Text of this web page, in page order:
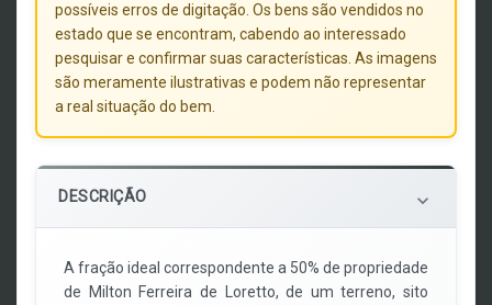
possíveis erros de digitação. Os bens são vendidos no
estado que se encontram, cabendo ao interessado
pesquisar e confirmar suas características. As imagens
são meramente ilustrativas e podem não representar
a real situação do bem.
DESCRIÇÃO keyboard_arrow_down
A fração ideal correspondente a 50% de propriedade
de Milton Ferreira de Loretto, de um terreno, sito